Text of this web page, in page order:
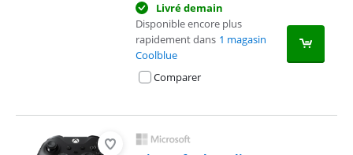
Livré demain
Disponible encore plus
rapidement dans 1 magasin
Coolblue
Comparer